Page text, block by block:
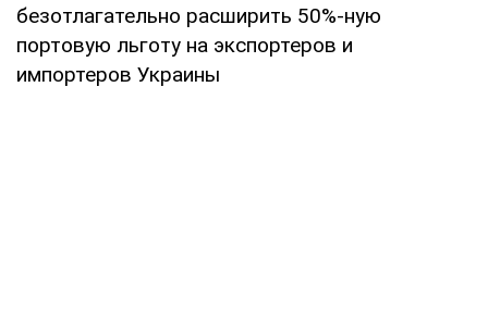
безотлагательно расширить 50%-ную
портовую льготу на экспортеров и
импортеров Украины